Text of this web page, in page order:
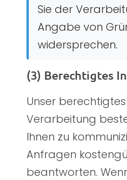
Sie der
Angabe von
widersprechen.
(3) Berechtigtes
Unser
Verarbeitung
Ihnen zu
Anfragen
beantworten.